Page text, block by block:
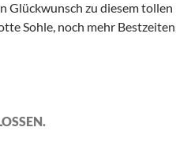
Glückwunsch zu diesem
Sohle, noch mehr